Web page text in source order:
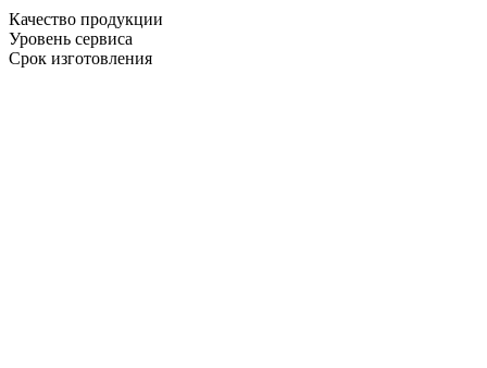
Качество продукции
Уровень сервиса
Срок изготовления